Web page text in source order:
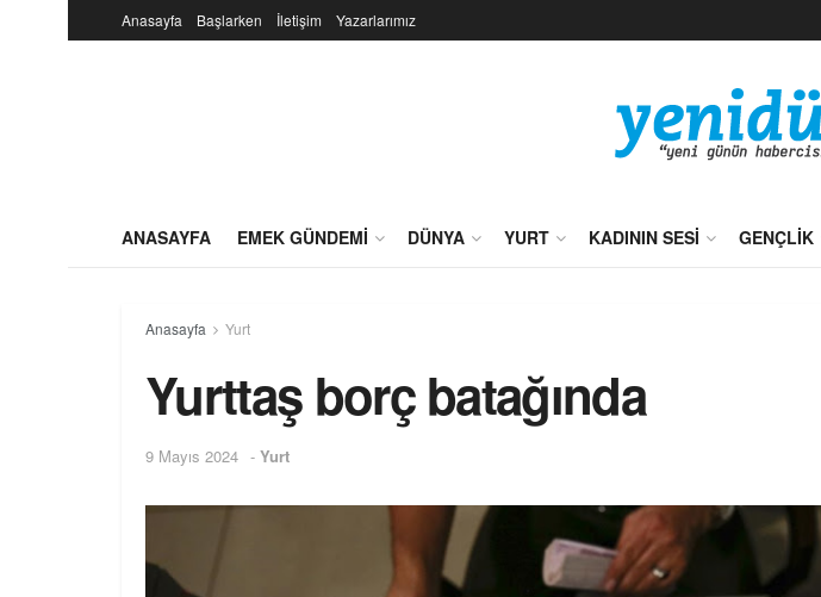
Anasayfa Başlarken İletişim Yazarlarımız
ANASAYFA EMEK GÜNDEMI DÜNYA YURT KADININ SESI GENÇLIK
Anasayfa Yurt
Yurttaş borç batağında
9 Mayıs 2024 - Yurt